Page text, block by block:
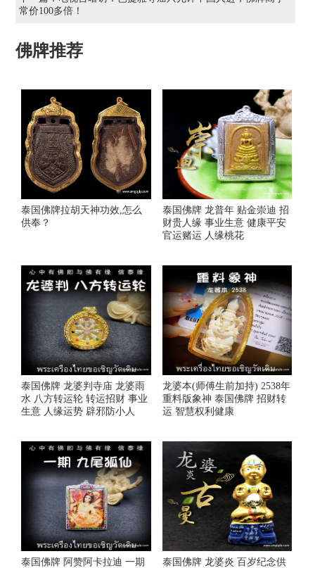
常价100多倍！
佛牌推荐
泰国佛牌拉胡天神功效,怎么
供奉？
泰国佛牌 龙普年 贴金崇迪 招
财贵人缘 事业生意 健康平安
官运赌运 人缘桃花
泰国佛牌 龙婆判寺庙 龙婆雨
水 八方转运轮 转运招财 事业
生意 人缘运势 辟邪防小人
龙婆本(师傅生前加持) 2538年
重料版象神 泰国佛牌 招财转
运 智慧权利健康
泰国佛牌 阿赞阿卡拉迪 一期
泰国佛牌 龙婆炎 百岁纪念供